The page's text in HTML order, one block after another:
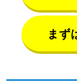
まず